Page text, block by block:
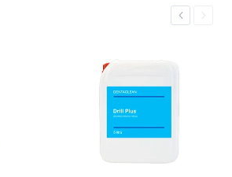
PreviousNext